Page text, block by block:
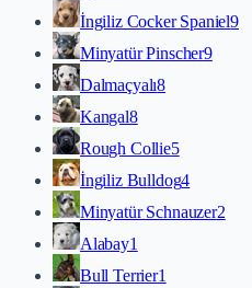
İngiliz Cocker Spaniel9
Minyatür Pinscher9
Dalmaçyalı8
Kangal8
Rough Collie5
İngiliz Bulldog4
Minyatür Schnauzer2
Alabay1
Bull Terrier1